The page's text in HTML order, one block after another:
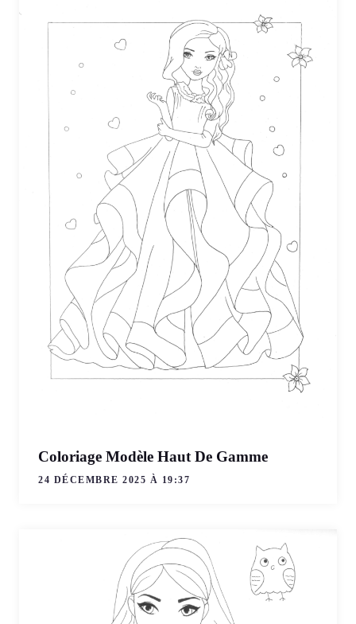
Coloriage Modèle Haut De Gamme
24 DÉCEMBRE 2025 À 19:37